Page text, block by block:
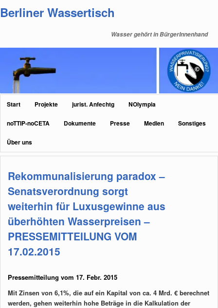
primären
sekundären
Berliner Wassertisch
Wasser gehört in BürgerInnenhand
Hauptmenü
Start Projekte jurist. Anfechtg NOlympia
noTTIP-noCETA Dokumente Presse Medien Sonstiges
Über uns
Rekommunalisierung paradox –
Senatsverordnung sorgt
weiterhin für Luxusgewinne aus
überhöhten Wasserpreisen –
PRESSEMITTEILUNG VOM
17.02.2015
Pressemitteilung vom 17. Febr. 2015
Mit Zinsen von 6,1%, die auf ein Kapital von ca. 4 Mrd. € berechnet
werden, gehen weiterhin hohe Beträge in die Kalkulation der